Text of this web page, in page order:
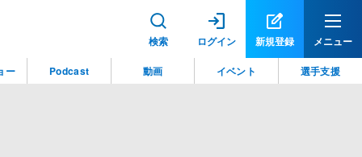
検索 ログイン 新規登録 メニュー
ー Podcast 動画 イベント 選手支援